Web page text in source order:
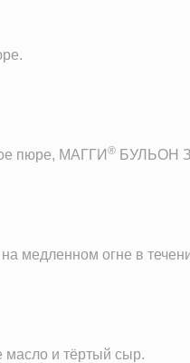
пюре, МАГГИ ® БУЛЬОН
медленном огне в
масло и тёртый сыр.